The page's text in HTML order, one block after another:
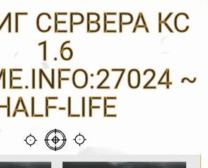
СЕРВЕРА КС
1.6
~
LIFE